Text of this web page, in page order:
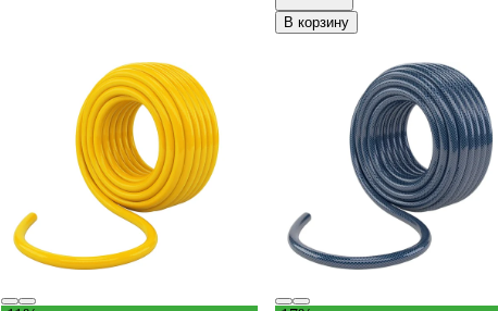
В корзину